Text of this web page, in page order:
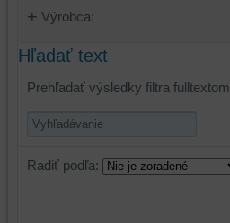
Výrobca:
Hľadať text
Prehľadať výsledky filtra fulltextom
Radiť podľa: